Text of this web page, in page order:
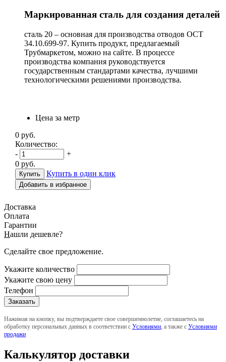
Маркированная сталь для создания деталей
сталь 20 – основная для производства отводов ОСТ
34.10.699-97. Купить продукт, предлагаемый
Трубмаркетом, можно на сайте. В процессе
производства компания руководствуется
государственным стандартами качества, лучшими
технологическими решениями производства.
Цена за метр
0 руб.
Количество:
-
+
0 руб.
Купить в один клик
Добавить в избранное
Доставка
Оплата
Гарантии
Нашли дешевле?
Сделайте свое предложение.
Укажите количество
Укажите свою цену
Телефон
Нажимая на кнопку, вы подтверждаете свое совершеннолетие, соглашаетесь на
обработку персональных данных в соответствии с Условиями , а также с Условиями
продажи
Калькулятор доставки